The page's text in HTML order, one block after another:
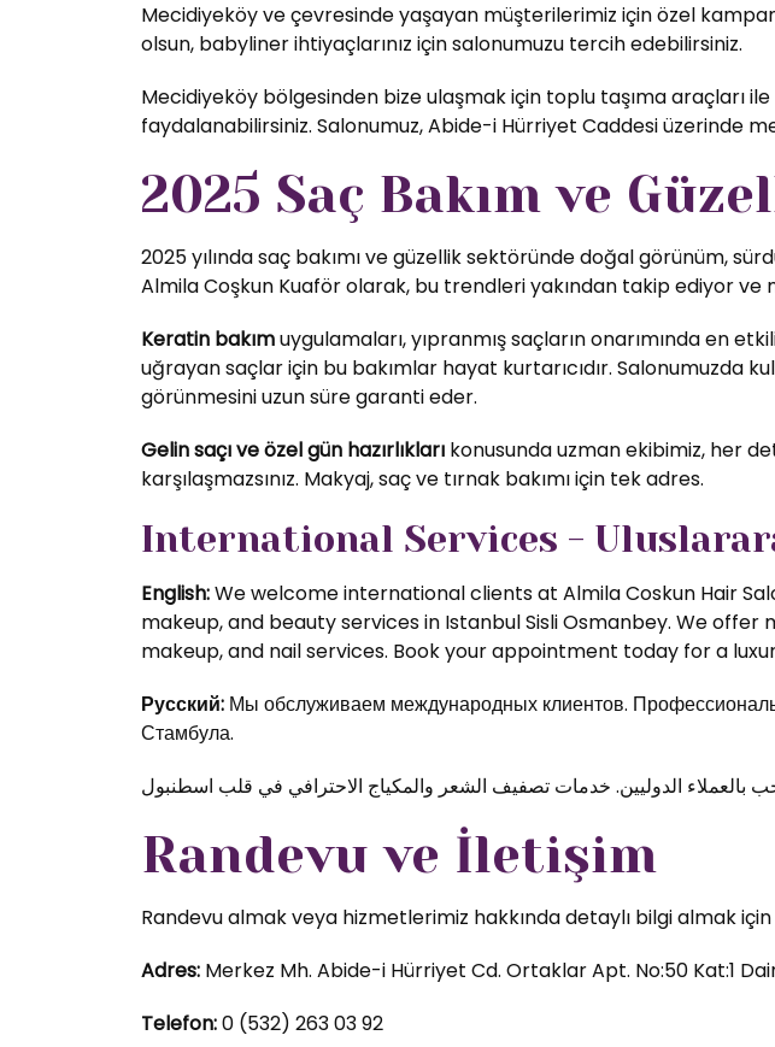
Mecidiyeköy ve çevresinde yaşayan müşterilerimiz için özel
olsun, babyliner ihtiyaçlarınız için salonumuzu tercih edebilirsiniz.
Mecidiyeköy bölgesinden bize ulaşmak için toplu taşıma araçları
faydalanabilirsiniz. Salonumuz, Abide-i Hürriyet Caddesi üzerinde
2025 Saç Bakım ve
2025 yılında saç bakımı ve güzellik sektöründe doğal görünüm,
Almila Coşkun Kuaför olarak, bu trendleri yakından takip ediyor
Keratin bakımuygulamaları, yıpranmış saçların onarımında en
uğrayan saçlar için bu bakımlar hayat kurtarıcıdır. Salonumuzda
görünmesini uzun süre garanti eder.
Gelin saçı ve özel gün hazırlıkları konusunda uzman ekibimiz, her
karşılaşmazsınız. Makyaj, saç ve tırnak bakımı için tek adres.
International Services -
English:We welcome international clients at Almila Coskun Hair
makeup, and beauty services in Istanbul Sisli Osmanbey. We
makeup, and nail services. Book your appointment today for a
Русский: Мы обслуживаем международных клиентов.
Стамбула.
Randevu ve İletişim
Randevu almak veya hizmetlerimiz hakkında detaylı bilgi almak
Adres: Merkez Mh. Abide-i Hürriyet Cd. Ortaklar Apt. No:50 Kat:1
Telefon:0 (532) 263 03 92